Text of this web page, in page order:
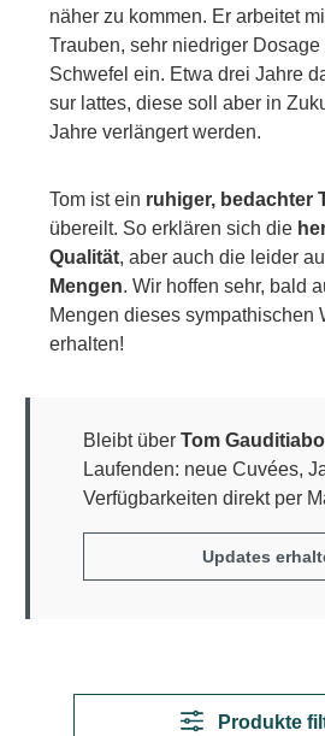
näher zu kommen. Er arbeitet
Trauben, sehr niedriger
Schwefel ein. Etwa drei Jahre
sur lattes, diese soll aber in
Jahre verlängert werden.
Tom ist ein ruhiger, bedachter
übereilt. So erklären sich die
Qualität, aber auch die leider
Mengen. Wir hoffen sehr, bald
Mengen dieses sympathischen
erhalten!
Bleibt über Tom
Laufenden: neue Cuvées,
Verfügbarkeiten direkt per
Updates
Produkte